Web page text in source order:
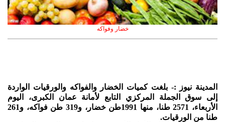
خضار وفواكه
المدينة نيوز :- بلغت كميات الخضار والفواكه والورقيات الواردة
إلى سوق الجملة المركزي التابع لأمانة عمان الكبرى، اليوم
الأربعاء، 2571 طنا، منها 1991طن خضار، و319 طن فواكه، و261
طنا من الورقيات.